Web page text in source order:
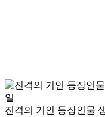
진격의 거인 등장인물